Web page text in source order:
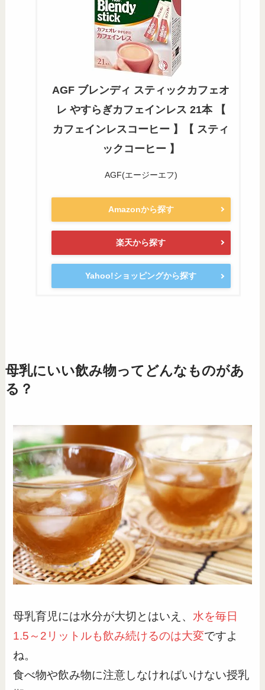
AGF ブレンディ スティックカフェオ
レ やすらぎカフェインレス 21本 【
カフェインレスコーヒー 】【 スティ
ックコーヒー 】
AGF(エージーエフ)
Amazonから探す
楽天から探す
Yahoo!ショッピングから探す
母乳にいい飲み物ってどんなものがあ
る？
母乳育児には水分が大切とはいえ、水を毎日
1.5～2リットルも飲み続けるのは大変ですよ
ね。
食べ物や飲み物に注意しなければいけない授乳